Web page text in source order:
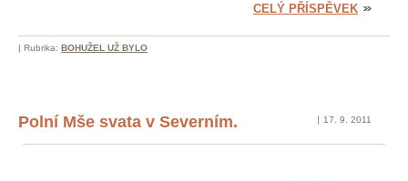
CELÝ PŘÍSPĚVEK
| Rubrika: BOHUŽEL UŽ BYLO
Polní Mše svata v Severním. 17. 9. 2011